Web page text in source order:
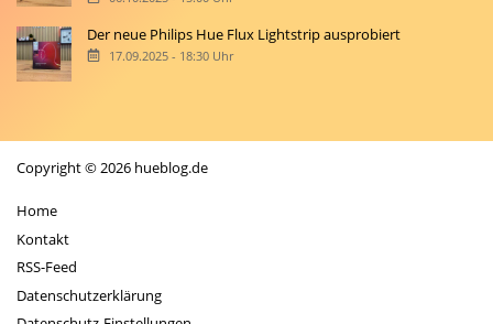
Der neue Philips Hue Flux Lightstrip ausprobiert
17.09.2025 - 18:30 Uhr
Copyright © 2026 hueblog.de
Home
Kontakt
RSS-Feed
Datenschutzerklärung